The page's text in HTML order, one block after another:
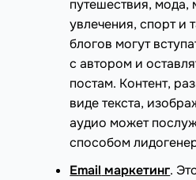
путешествия, мода,
увлечения, спорт и
блогов могут
с автором и
постам. Контент,
виде текста,
аудио может
способом
Email маркетинг.